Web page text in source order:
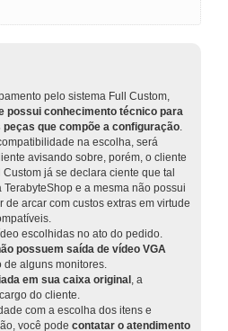
pelo sistema Full Custom,
possui conhecimento técnico para
que compõe a configuração.
na escolha, será
avisando sobre, porém, o cliente
já se declara ciente que tal
e a mesma não possui
arcar com custos extras em virtude
escolhidas no ato do pedido.
possuem saída de vídeo VGA
alguns monitores.
em sua caixa original , a
do cliente.
com a escolha dos itens e
você pode contatar o atendimento